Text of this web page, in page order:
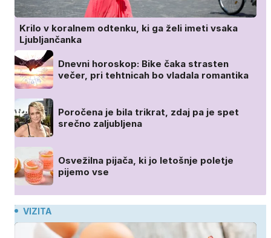
Krilo v koralnem odtenku, ki ga želi imeti vsaka
Ljubljančanka
Dnevni horoskop: Bike čaka strasten
večer, pri tehtnicah bo vladala romantika
Poročena je bila trikrat, zdaj pa je spet
srečno zaljubljena
Osvežilna pijača, ki jo letošnje poletje
pijemo vse
VIZITA